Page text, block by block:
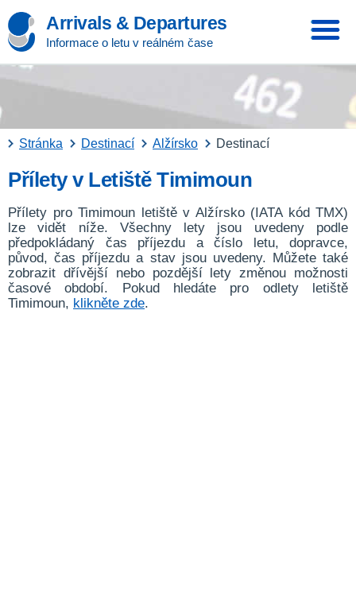
Arrivals & Departures
Informace o letu v reálném čase
Stránka Destinací Alžírsko Destinací
Přílety v Letiště Timimoun
Přílety pro Timimoun letiště v Alžírsko (IATA kód TMX)
lze vidět níže. Všechny lety jsou uvedeny podle
předpokládaný čas příjezdu a číslo letu, dopravce,
původ, čas příjezdu a stav jsou uvedeny. Můžete také
zobrazit dřívější nebo pozdější lety změnou možnosti
časové období. Pokud hledáte pro odlety letiště
Timimoun, klikněte zde.